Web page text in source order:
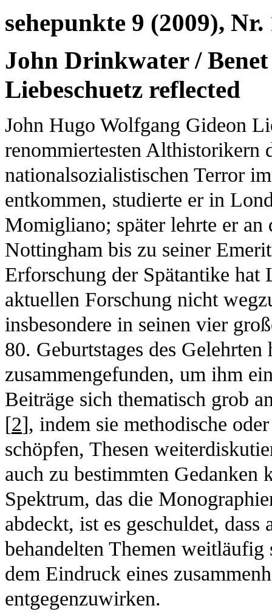
sehepunkte 9 (2009), Nr.
John Drinkwater /
Liebeschuetz reflected
John Hugo Wolfgang Gideon
renommiertesten Althistorikern
nationalsozialistischen Terror
entkommen, studierte er in
Momigliano; später lehrte er
Nottingham bis zu seiner
Erforschung der Spätantike hat
aktuellen Forschung nicht
insbesondere in seinen vier
80. Geburtstages des
zusammengefunden, um ihm
Beiträge sich thematisch grob
[2], indem sie methodische
schöpfen, Thesen
auch zu bestimmten
Spektrum, das die
abdeckt, ist es geschuldet,
behandelten Themen
dem Eindruck eines
entgegenzuwirken.